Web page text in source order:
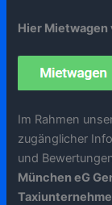
Hier
Im Rahmen
zugänglicher
und
München eG